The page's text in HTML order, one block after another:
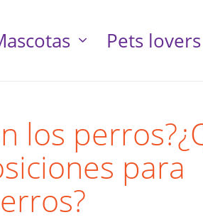
Pets lovers
los
para